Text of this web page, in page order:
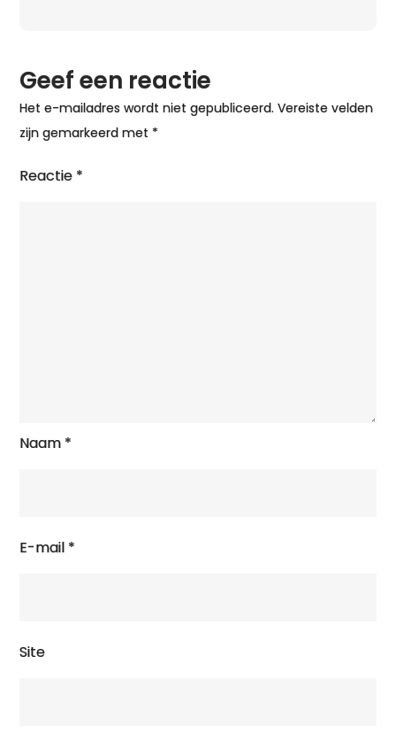
Geef een reactie
Het e-mailadres wordt niet gepubliceerd. Vereiste velden
zijn gemarkeerd met *
Reactie *
Naam *
E-mail *
Site